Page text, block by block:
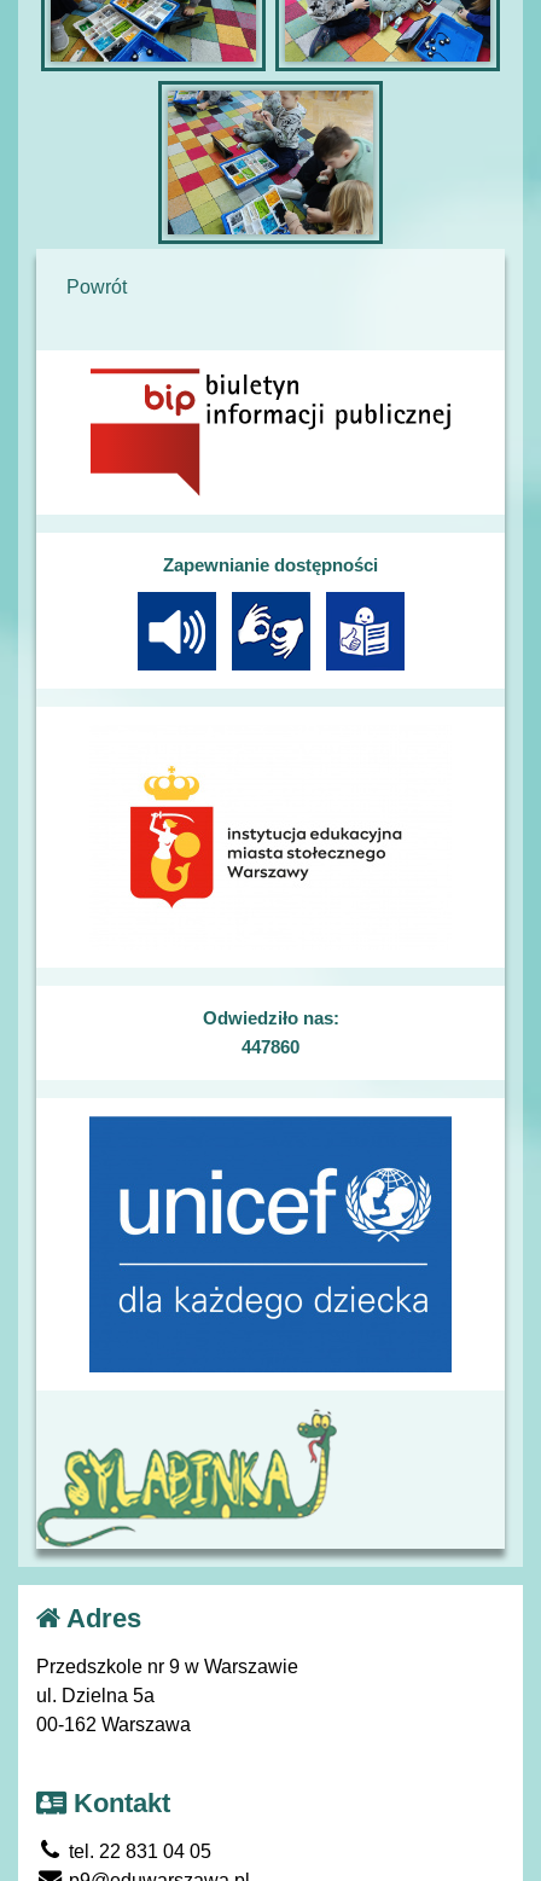
Powrót
Zapewnianie dostępności
Odwiedziło nas:
447860
Adres
Przedszkole nr 9 w Warszawie
ul. Dzielna 5a
00-162 Warszawa
Kontakt
tel. 22 831 04 05